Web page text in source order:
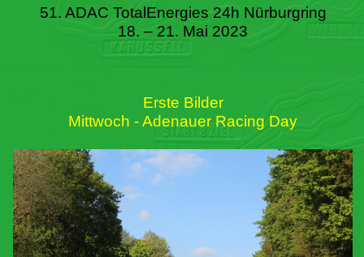
51. ADAC TotalEnergies 24h Nürburgring
18. – 21. Mai 2023
Erste Bilder
Mittwoch - Adenauer Racing Day